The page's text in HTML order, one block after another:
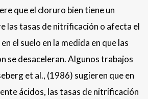
que el cloruro bien tiene un
las tasas de nitrificación o afecta el
el suelo en la medida en que las
se desaceleran. Algunos trabajos
et al., (1986) sugieren que en
ácidos, las tasas de nitrificación